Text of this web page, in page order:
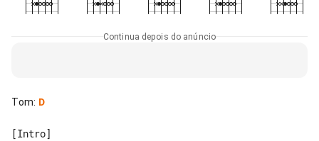
Continua depois do anúncio
Tom: D